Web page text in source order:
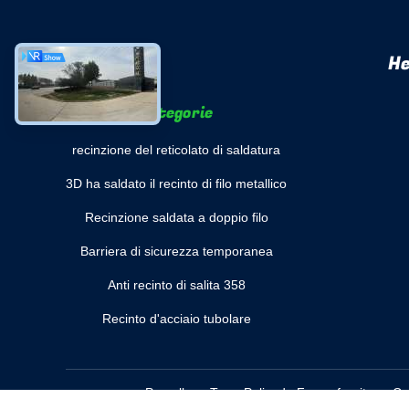
categorie
recinzione del reticolato di saldatura
3D ha saldato il recinto di filo metallico
Recinzione saldata a doppio filo
Barriera di sicurezza temporanea
Anti recinto di salita 358
Recinto d'acciaio tubolare
Porcellana Torre Palisade Fencefornitore.